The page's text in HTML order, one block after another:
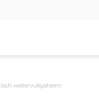
watervulsysteem